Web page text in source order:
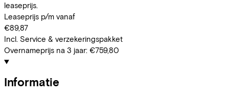
leaseprijs.
Leaseprijs p/m vanaf
€89,87
Incl. Service & verzekeringspakket
Overnameprijs na 3 jaar: €759,80
Informatie